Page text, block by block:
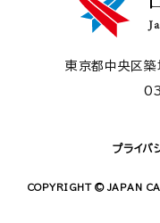
東京都中央区
プライバ
COPYRIGHT © JAPAN